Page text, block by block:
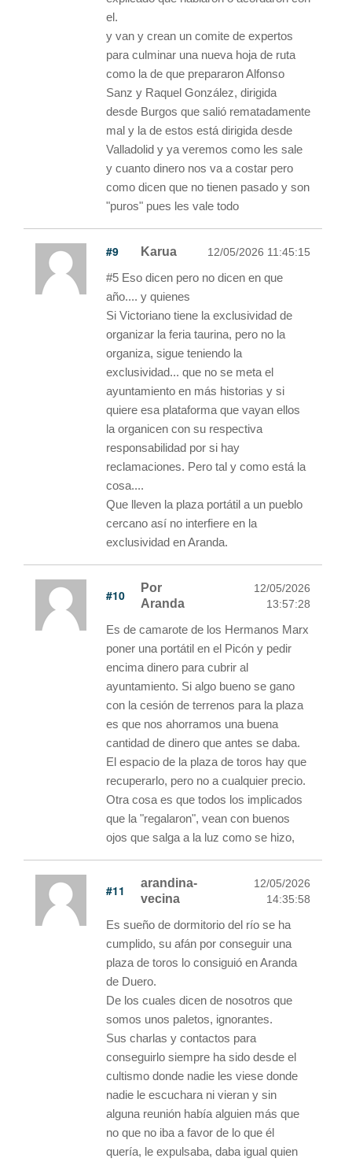
el.
y van y crean un comite de expertos
para culminar una nueva hoja de ruta
como la de que prepararon Alfonso
Sanz y Raquel González, dirigida
desde Burgos que salió rematadamente
mal y la de estos está dirigida desde
Valladolid y ya veremos como les sale
y cuanto dinero nos va a costar pero
como dicen que no tienen pasado y son
"puros" pues les vale todo
#9 Karua 12/05/2026 11:45:15
#5 Eso dicen pero no dicen en que
año.... y quienes
Si Victoriano tiene la exclusividad de
organizar la feria taurina, pero no la
organiza, sigue teniendo la
exclusividad... que no se meta el
ayuntamiento en más historias y si
quiere esa plataforma que vayan ellos
la organicen con su respectiva
responsabilidad por si hay
reclamaciones. Pero tal y como está la
cosa....
Que lleven la plaza portátil a un pueblo
cercano así no interfiere en la
exclusividad en Aranda.
#10
Por
Aranda
12/05/2026
13:57:28
Es de camarote de los Hermanos Marx
poner una portátil en el Picón y pedir
encima dinero para cubrir al
ayuntamiento. Si algo bueno se gano
con la cesión de terrenos para la plaza
es que nos ahorramos una buena
cantidad de dinero que antes se daba.
El espacio de la plaza de toros hay que
recuperarlo, pero no a cualquier precio.
Otra cosa es que todos los implicados
que la "regalaron", vean con buenos
ojos que salga a la luz como se hizo,
#11
arandina-
vecina
12/05/2026
14:35:58
Es sueño de dormitorio del río se ha
cumplido, su afán por conseguir una
plaza de toros lo consiguió en Aranda
de Duero.
De los cuales dicen de nosotros que
somos unos paletos, ignorantes.
Sus charlas y contactos para
conseguirlo siempre ha sido desde el
cultismo donde nadie les viese donde
nadie le escuchara ni vieran y sin
alguna reunión había alguien más que
no que no iba a favor de lo que él
quería, le expulsaba, daba igual quien